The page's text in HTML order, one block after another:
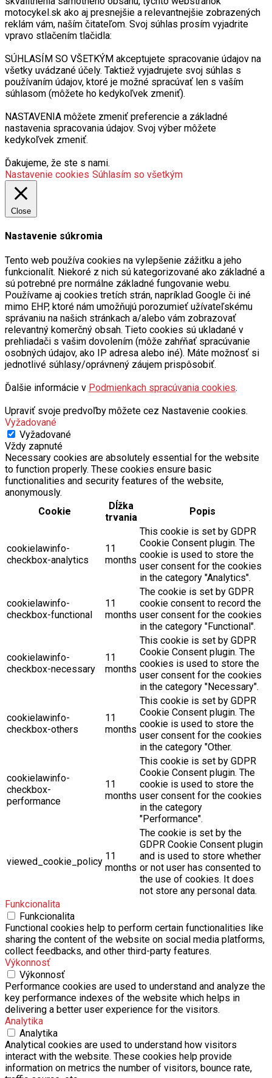
motocykel.sk ako aj presnejšie a relevantnejšie zobrazených
reklám vám, naším čitateľom. Svoj súhlas prosím vyjadrite
vpravo stlačením tlačidla:
SÚHLASÍM SO VŠETKÝM akceptujete spracovanie údajov na
všetky uvádzané účely. Taktiež vyjadrujete svoj súhlas s
používaním údajov, ktoré je možné spracúvať len s vaším
súhlasom (môžete ho kedykoľvek zmeniť).
NASTAVENIA môžete zmeniť preferencie a základné
nastavenia spracovania údajov. Svoj výber môžete
kedykoľvek zmeniť.
Ďakujeme, že ste s nami.
Nastavenie cookies Súhlasím so všetkým
Close
Nastavenie súkromia
Tento web používa cookies na vylepšenie zážitku a jeho
funkcionalít. Niekoré z nich sú kategorizované ako základné a
sú potrebné pre normálne základné fungovanie webu.
Používame aj cookies tretích strán, napríklad Google či iné
mimo EHP, ktoré nám umožňujú porozumieť užívateľskému
správaniu na našich stránkach a/alebo vám zobrazovať
relevantný komerčný obsah. Tieto cookies sú ukladané v
prehliadači s vašim dovolením (môže zahŕňať spracúvanie
osobných údajov, ako IP adresa alebo iné). Máte možnosť si
jednotlivé súhlasy/oprávnený záujem prispôsobiť.
Ďalšie informácie v Podmienkach spracúvania cookies.
Upraviť svoje predvoľby môžete cez Nastavenie cookies.
Vyžadované
Vyžadované
Vždy zapnuté
Necessary cookies are absolutely essential for the website
to function properly. These cookies ensure basic
functionalities and security features of the website,
anonymously.
Cookie
Dĺžka
trvania
Popis
cookielawinfo-
checkbox-analytics
11
months
This cookie is set by GDPR
Cookie Consent plugin. The
cookie is used to store the
user consent for the cookies
in the category "Analytics".
cookielawinfo-
checkbox-functional
11
months
The cookie is set by GDPR
cookie consent to record the
user consent for the cookies
in the category "Functional".
cookielawinfo-
checkbox-necessary
11
months
This cookie is set by GDPR
Cookie Consent plugin. The
cookies is used to store the
user consent for the cookies
in the category "Necessary".
cookielawinfo-
checkbox-others
11
months
This cookie is set by GDPR
Cookie Consent plugin. The
cookie is used to store the
user consent for the cookies
in the category "Other.
cookielawinfo-
checkbox-
performance
11
months
This cookie is set by GDPR
Cookie Consent plugin. The
cookie is used to store the
user consent for the cookies
in the category
"Performance".
viewed_cookie_policy 11
months
The cookie is set by the
GDPR Cookie Consent plugin
and is used to store whether
or not user has consented to
the use of cookies. It does
not store any personal data.
Funkcionalita
Funkcionalita
Functional cookies help to perform certain functionalities like
sharing the content of the website on social media platforms,
collect feedbacks, and other third-party features.
Výkonnosť
Výkonnosť
Performance cookies are used to understand and analyze the
key performance indexes of the website which helps in
delivering a better user experience for the visitors.
Analytika
Analytika
Analytical cookies are used to understand how visitors
interact with the website. These cookies help provide
information on metrics the number of visitors, bounce rate,